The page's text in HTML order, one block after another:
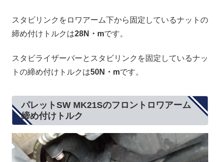
スタビリンクをロワアーム下から固定しているナットの
締め付けトルクは28N・mです。
スタビライザーバーとスタビリンクを固定しているナッ
トの締め付けトルクは50N・mです。
パレットSW MK21Sのフロントロワアーム
締め付けトルク